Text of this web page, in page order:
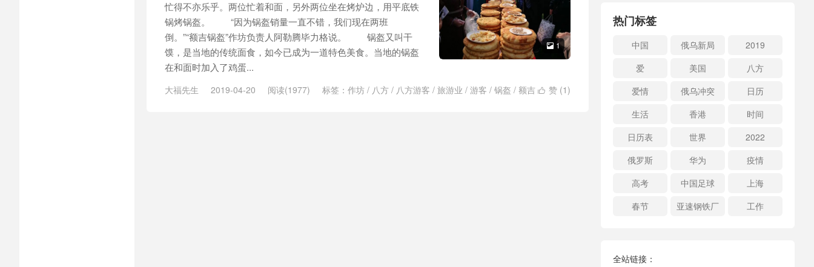
 1
忙得不亦乐乎。两位忙着和面，另外两位坐在烤炉边，用平底铁
锅烤锅盔。 “因为锅盔销量一直不错，我们现在两班
倒。”“额吉锅盔”作坊负责人阿勒腾毕力格说。 锅盔又叫干
馍，是当地的传统面食，如今已成为一道特色美食。当地的锅盔
在和面时加入了鸡蛋...
 赞 (1)
大福先生 2019-04-20 阅读(1977) 标签： 作坊 / 八方 / 八方游客 / 旅游业 / 游客 / 锅盔 / 额吉
热门标签
中国 俄乌新局
2019
爱
美国
八方
爱情
俄乌冲突
日历
生活
香港
时间
日历表
世界
2022
俄罗斯
华为
疫情
高考
中国足球
上海
春节
亚速钢铁厂 工作
全站链接：